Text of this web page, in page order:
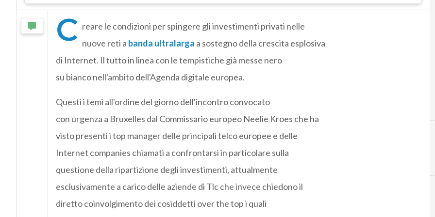
C reare le condizioni per spingere gli investimenti privati nelle
nuove reti a banda ultralarga a sostegno della crescita esplosiva
di Internet. Il tutto in linea con le tempistiche già messe nero
su bianco nell'ambito dell'Agenda digitale europea.
Questi i temi all'ordine del giorno dell'incontro convocato
con urgenza a Bruxelles dal Commissario europeo Neelie Kroes che ha
visto presenti i top manager delle principali telco europee e delle
Internet companies chiamati a confrontarsi in particolare sulla
questione della ripartizione degli investimenti, attualmente
esclusivamente a carico delle aziende di Tlc che invece chiedono il
diretto coinvolgimento dei cosiddetti over the top i quali